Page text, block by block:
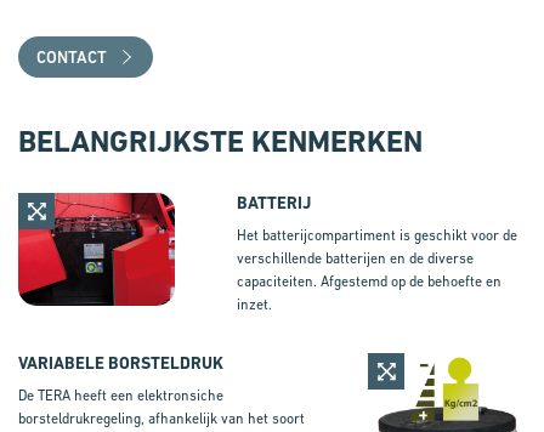
CONTACT
BELANGRIJKSTE KENMERKEN
BATTERIJ
Het batterijcompartiment is geschikt voor de
verschillende batterijen en de diverse
capaciteiten. Afgestemd op de behoefte en
inzet.
VARIABELE BORSTELDRUK
De TERA heeft een elektronsiche
borsteldrukregeling, afhankelijk van het soort